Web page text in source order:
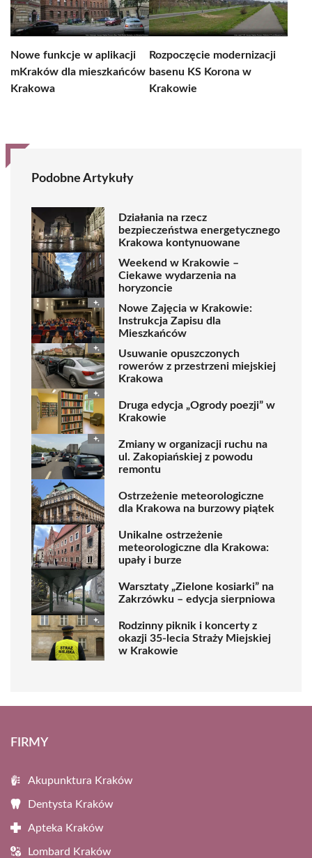
Nowe funkcje w aplikacji
mKraków dla mieszkańców
Krakowa
Rozpoczęcie modernizacji
basenu KS Korona w
Krakowie
Podobne Artykuły
Działania na rzecz
bezpieczeństwa energetycznego
Krakowa kontynuowane
Weekend w Krakowie –
Ciekawe wydarzenia na
horyzoncie
Nowe Zajęcia w Krakowie:
Instrukcja Zapisu dla
Mieszkańców
Usuwanie opuszczonych
rowerów z przestrzeni miejskiej
Krakowa
Druga edycja „Ogrody poezji” w
Krakowie
Zmiany w organizacji ruchu na
ul. Zakopiańskiej z powodu
remontu
Ostrzeżenie meteorologiczne
dla Krakowa na burzowy piątek
Unikalne ostrzeżenie
meteorologiczne dla Krakowa:
upały i burze
Warsztaty „Zielone kosiarki” na
Zakrzówku – edycja sierpniowa
Rodzinny piknik i koncerty z
okazji 35-lecia Straży Miejskiej
w Krakowie
FIRMY
Akupunktura Kraków
Dentysta Kraków
Apteka Kraków
Lombard Kraków